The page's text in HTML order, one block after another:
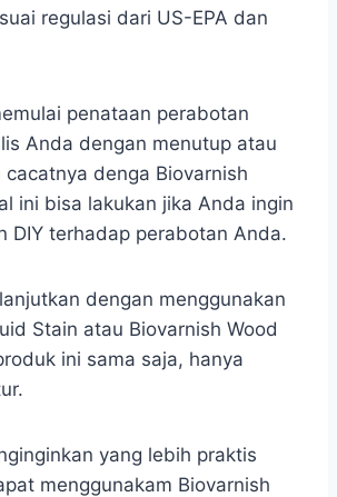
regulasi dari US-EPA dan
penataan perabotan
Anda dengan menutup atau
cacatnya denga Biovarnish
ini bisa lakukan jika Anda ingin
DIY terhadap perabotan Anda.
dengan menggunakan
Stain atau Biovarnish Wood
ini sama saja, hanya
yang lebih praktis
menggunakam Biovarnish